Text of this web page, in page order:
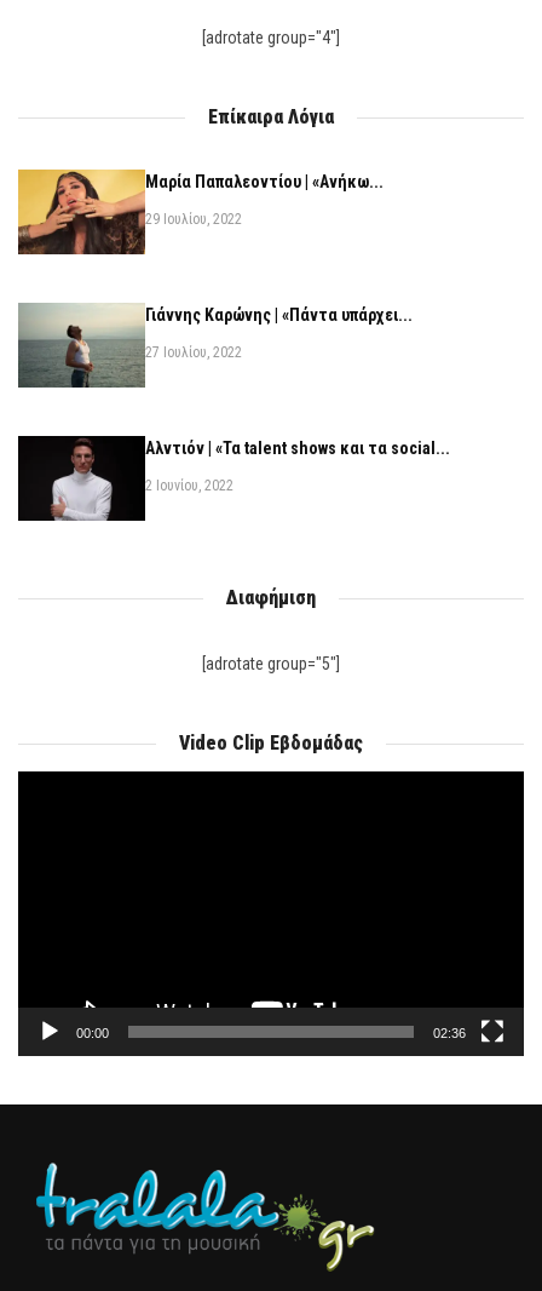
[adrotate group="4"]
Επίκαιρα Λόγια
Μαρία Παπαλεοντίου | «Ανήκω...
29 Ιουλίου, 2022
Γιάννης Καρώνης | «Πάντα υπάρχει...
27 Ιουλίου, 2022
Αλντιόν | «Τα talent shows και τα social...
2 Ιουνίου, 2022
Διαφήμιση
[adrotate group="5"]
Video Clip Εβδομάδας
00:00 02:36